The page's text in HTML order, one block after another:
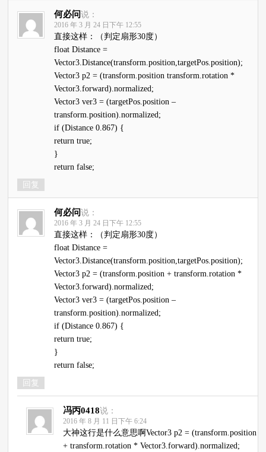
何必问说：
2016 年 3 月 24 日下午 12:55
直接这样：（判定扇形30度）
float Distance =
Vector3.Distance(transform.position,targetPos.position);
Vector3 p2 = (transform.position transform.rotation *
Vector3.forward).normalized;
Vector3 ver3 = (targetPos.position –
transform.position).normalized;
if (Distance 0.867) {
return true;
}
return false;
回复
何必问说：
2016 年 3 月 24 日下午 12:55
直接这样：（判定扇形30度）
float Distance =
Vector3.Distance(transform.position,targetPos.position);
Vector3 p2 = (transform.position + transform.rotation *
Vector3.forward).normalized;
Vector3 ver3 = (targetPos.position –
transform.position).normalized;
if (Distance 0.867) {
return true;
}
return false;
回复
冯丙0418说：
2016 年 8 月 11 日下午 6:24
大神这行是什么意思啊Vector3 p2 = (transform.position
+ transform.rotation * Vector3.forward).normalized;